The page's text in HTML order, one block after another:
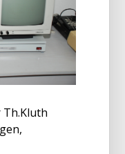
Th.Kluth